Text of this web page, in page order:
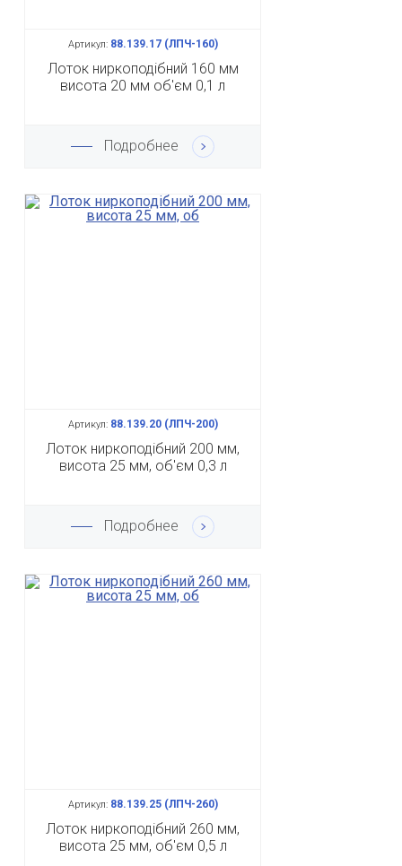
Артикул:88.139.17 (ЛПЧ-160)
Лоток ниркоподібний 160 мм
висота 20 мм об'єм 0,1 л
Подробнее
Артикул:88.139.20 (ЛПЧ-200)
Лоток ниркоподібний 200 мм,
висота 25 мм, об'єм 0,3 л
Подробнее
Артикул:88.139.25 (ЛПЧ-260)
Лоток ниркоподібний 260 мм,
висота 25 мм, об'єм 0,5 л